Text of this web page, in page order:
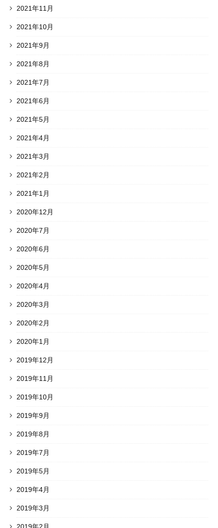
2021年11月
2021年10月
2021年9月
2021年8月
2021年7月
2021年6月
2021年5月
2021年4月
2021年3月
2021年2月
2021年1月
2020年12月
2020年7月
2020年6月
2020年5月
2020年4月
2020年3月
2020年2月
2020年1月
2019年12月
2019年11月
2019年10月
2019年9月
2019年8月
2019年7月
2019年5月
2019年4月
2019年3月
2019年2月